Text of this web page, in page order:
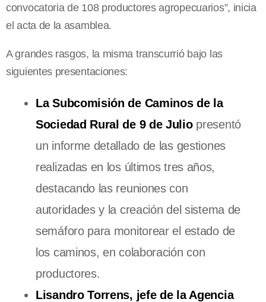
convocatoria de 108 productores agropecuarios”, inicia
el acta de la asamblea.
A grandes rasgos, la misma transcurrió bajo las
siguientes presentaciones:
La Subcomisión de Caminos de la
Sociedad Rural de 9 de Juliopresentó
un informe detallado de las gestiones
realizadas en los últimos tres años,
destacando las reuniones con
autoridades y la creación del sistema de
semáforo para monitorear el estado de
los caminos, en colaboración con
productores.
Lisandro Torrens, jefe de la Agencia